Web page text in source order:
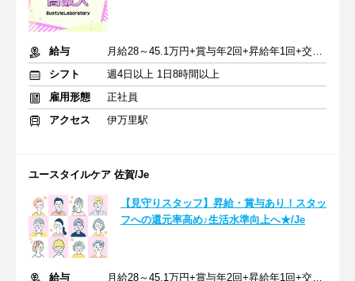
給与
月給28～45.1万円+賞与年2回+昇給年1回+交通費全額
シフト
週4日以上 1日8時間以上
雇用形態
正社員
アクセス
伊万里駅
ユースタイルケア 佐賀/Je
【見守りスタッフ】昇給・賞与あり！スタッ
フへの還元率高め♪生活水準向上へ★/Je
給与
月給28～45.1万円+賞与年2回+昇給年1回+交通費全額